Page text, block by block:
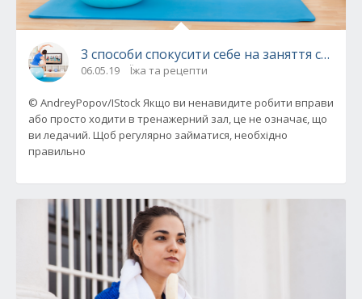
3 способи спокусити себе на заняття
06.05.19 Їжа та рецепти
© AndreyPopov/IStock Якщо ви ненавидите робити вправи
або просто ходити в тренажерний зал, це не означає, що
ви ледачий. Щоб регулярно займатися, необхідно
правильно